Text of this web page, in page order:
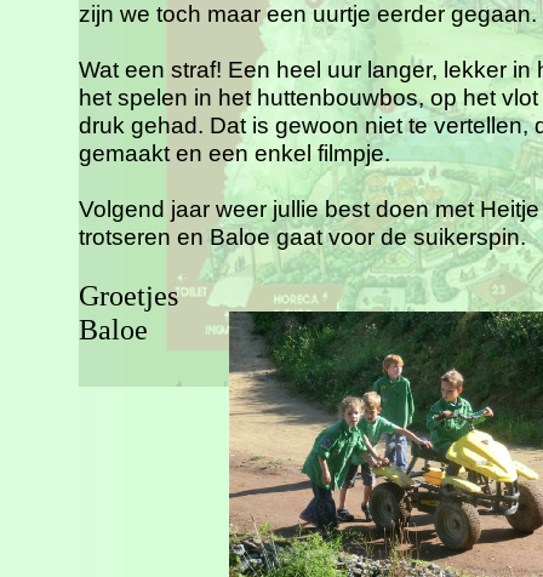
zijn we toch maar een uurtje eerder gegaan.
Wat een straf! Een heel uur langer, lekker
het spelen in het huttenbouwbos, op het
druk gehad. Dat is gewoon niet te
gemaakt en een enkel filmpje.
Volgend jaar weer jullie best doen met
trotseren en Baloe gaat voor de suikerspin.
Groetjes
Baloe